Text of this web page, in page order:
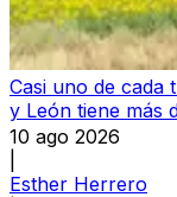
Casi uno de cada
y León tiene más
10 ago 2026
Esther Herrero